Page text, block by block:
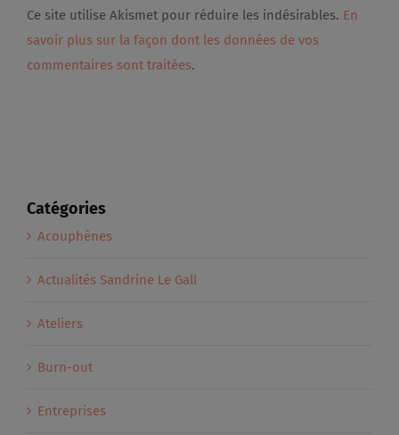
Ce site utilise Akismet pour réduire les indésirables. En
savoir plus sur la façon dont les données de vos
commentaires sont traitées.
Catégories
Acouphènes
Actualités Sandrine Le Gall
Ateliers
Burn-out
Entreprises